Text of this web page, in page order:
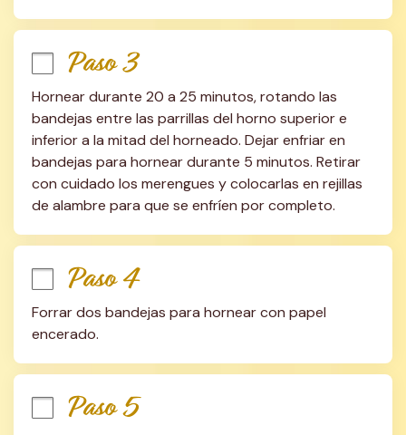
Paso 3
Hornear durante 20 a 25 minutos, rotando las
bandejas entre las parrillas del horno superior e
inferior a la mitad del horneado. Dejar enfriar en
bandejas para hornear durante 5 minutos. Retirar
con cuidado los merengues y colocarlas en rejillas
de alambre para que se enfríen por completo.
Paso 4
Forrar dos bandejas para hornear con papel
encerado.
Paso 5